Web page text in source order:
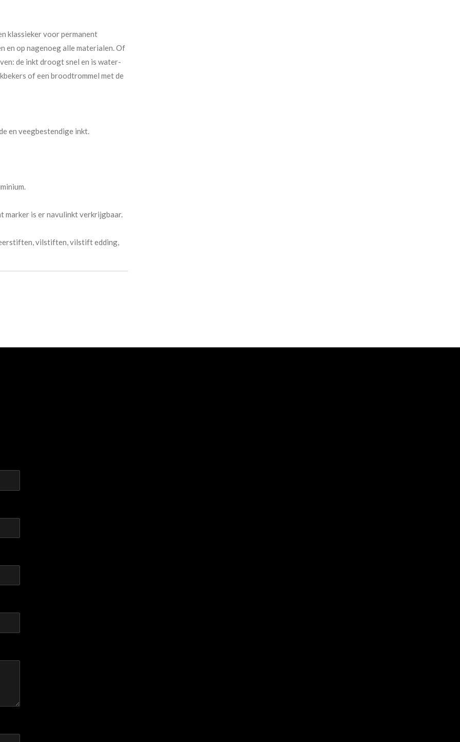
klassieker voor permanent
en op nagenoeg alle materialen. Of
de inkt droogt snel en is water-
of een broodtrommel met de
en veegbestendige inkt.
marker is er navulinkt verkrijgbaar.
vilstiften, vilstift edding,